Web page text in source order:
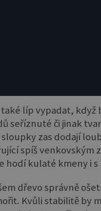
líp vypadat, když
seříznuté či jinak
zas dodají
spíš venkovským
hodí kulaté kmeny i
dřevo správně
Kvůli stabilitě by